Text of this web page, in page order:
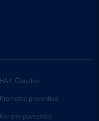
HAK Članstvo
Prometna preventiva
Korisne poveznice